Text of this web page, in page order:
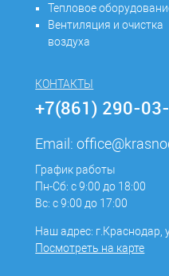
Тепловое
Вентиляция и очистка
воздуха
КОНТАКТЫ
+7(861) 290-
Email:
График работы
Пн-Сб: с 9:00 до 18:00
Вс: с 9:00 до 17:00
Наш адрес: г.Краснодар,
Посмотреть на карте